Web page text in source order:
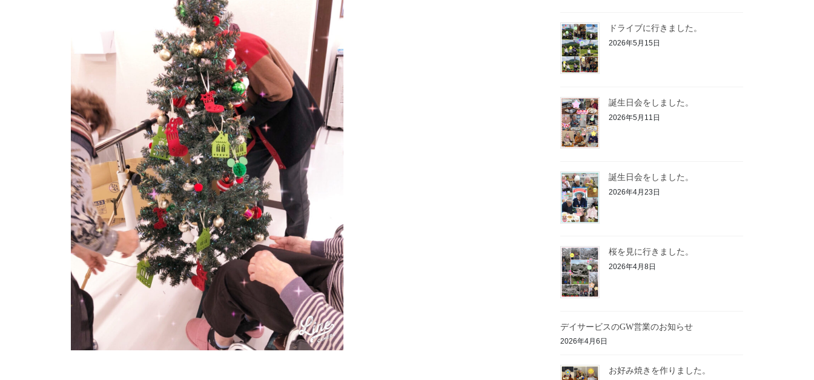
ドライブに行きました。
2026年5月15日
誕生日会をしました。
2026年5月11日
誕生日会をしました。
2026年4月23日
桜を見に行きました。
2026年4月8日
デイサービスのGW営業のお知らせ
2026年4月6日
お好み焼きを作りました。